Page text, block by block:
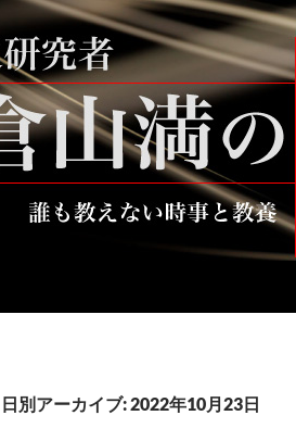
日別アーカイブ: 2022年10月23日